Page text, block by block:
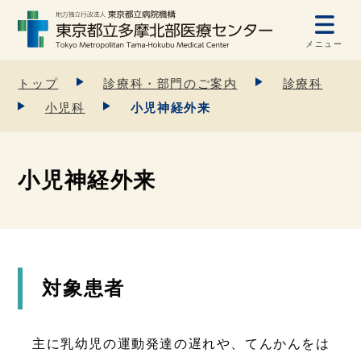
メニュー
トップ 診療科・部門のご案内
診療科
小児科
小児神経外来
小児神経外来
対象患者
主に乳幼児の運動発達の遅れや、てんかんをは